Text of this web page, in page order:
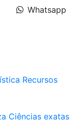
Whatsapp
Recursos
Ciências exatas